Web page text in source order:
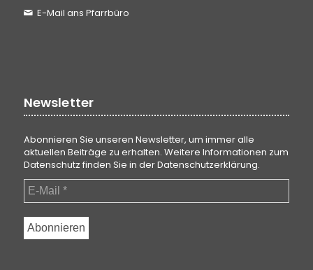
E-Mail ans Pfarrbüro
Newsletter
Abonnieren Sie unseren Newsletter, um immer alle
aktuellen Beiträge zu erhalten. Weitere Informationen zum
Datenschutz finden Sie in derDatenschutzerklärung.